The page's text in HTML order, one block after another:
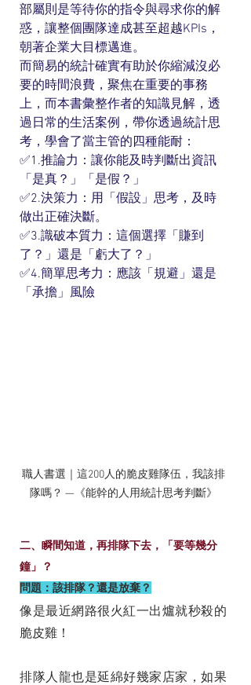
部屬則是等待你的指令與尋求你的解
惑，讓整個團隊達成甚至超越KPIs，
朝著企業大目標邁進。
而簡易的統計確實有助於你縮減沒必
要的時間浪費，聚焦在重要的事務
上，而本書彙整作者的知識見解，透
過日常的生活案例，帶你透過統計思
考，學會了當主管的四種能耐：
✅1.推論力：讓你能及時判斷出資訊
「是真？」「是假？」
✅2.決策力：用「假設」思考，及時
做出正確決斷。
✅3.識破本質力：這個選擇「賺到
了？」還是「虧大了？」
✅4.簡單思考力：應該「規避」還是
「承擔」風險
職人書選｜這200人的脆皮雞隊伍，我該排
隊嗎？ —《能幹的人用統計思考判斷》
二、瞬間知道，再排隊下去，「要等幾分
鐘」？
問題：該排隊？還是放棄？
像是最近網路很火紅一出爐就秒殺的
脆皮雞！
排隊人龍也是延綿好幾家店家，如果